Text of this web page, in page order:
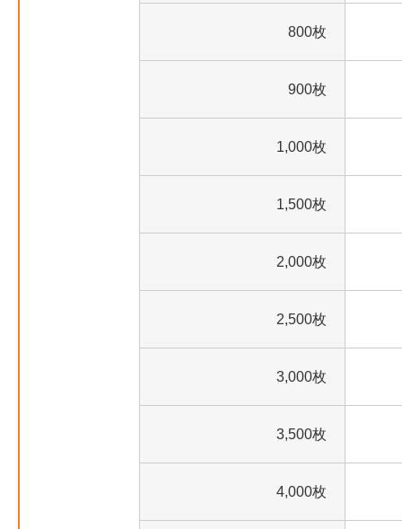
800枚
900枚
1,000枚
1,500枚
2,000枚
2,500枚
3,000枚
3,500枚
4,000枚